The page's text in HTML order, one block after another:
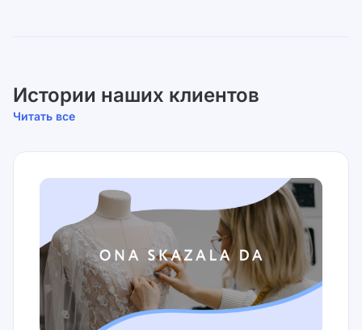
Истории наших клиентов
Читать все